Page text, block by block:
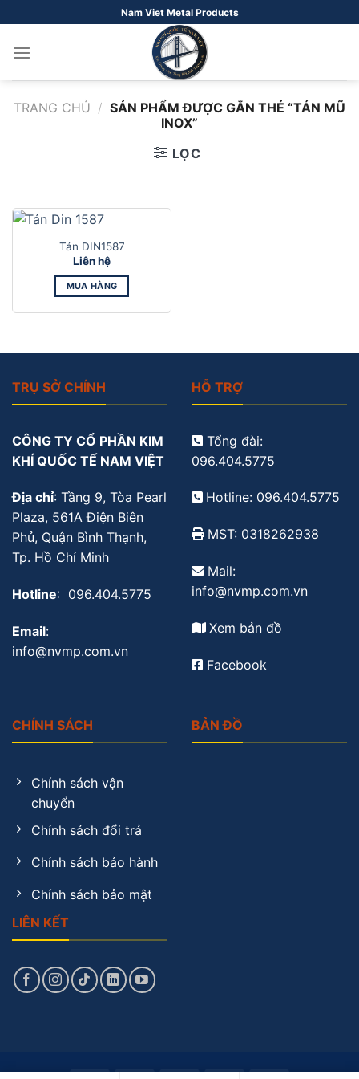
qua
nội
Nam Viet Metal Products
TRANG CHỦ / SẢN PHẨM ĐƯỢC GẮN THẺ “TÁN MŨ
INOX”
LỌC
Tán DIN1587
Liên hệ
MUA HÀNG
TRỤ SỞ CHÍNH
CÔNG TY CỔ PHẦN KIM
KHÍ QUỐC TẾ NAM VIỆT
Địa chỉ: Tầng 9, Tòa Pearl
Plaza, 561A Điện Biên
Phủ, Quận Bình Thạnh,
Tp. Hồ Chí Minh
Hotline: 096.404.5775
Email:
info@nvmp.com.vn
HỖ TRỢ
Tổng đài:
096.404.5775
Hotline: 096.404.5775
MST: 0318262938
Mail:
info@nvmp.com.vn
Xem bản đồ
Facebook
CHÍNH SÁCH
Chính sách vận
chuyển
Chính sách đổi trả
Chính sách bảo hành
Chính sách bảo mật
LIÊN KẾT
BẢN ĐỒ